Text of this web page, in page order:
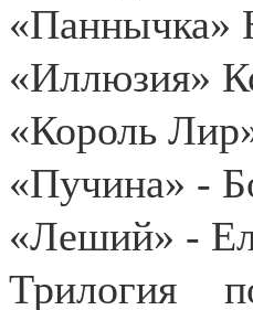
«Паннычка»
«Иллюзия»
«Король
«Пучина» -
«Леший» -
Трилогия